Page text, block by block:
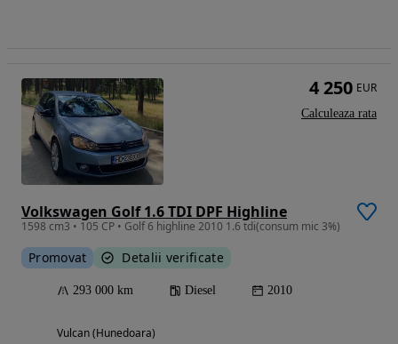
Volkswagen Golf 1.6 TDI DPF Highline
1598 cm3 • 105 CP • Golf 6 highline 2010 1.6 tdi(consum mic 3%)
Promovat Detalii verificate
293 000 km Diesel 2010
Vulcan (Hunedoara)
4 250 EUR
Calculeaza rata